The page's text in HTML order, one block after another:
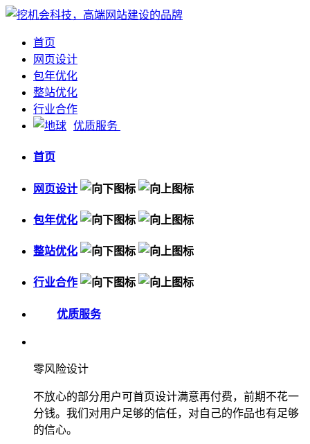
首页
网页设计
包年优化
整站优化
行业合作
优质服务
首页
网页设计
包年优化
整站优化
行业合作
优质服务
零风险设计
不放心的部分用户可首页设计满意再付费，前期不花一
分钱。我们对用户足够的信任，对自己的作品也有足够
的信心。